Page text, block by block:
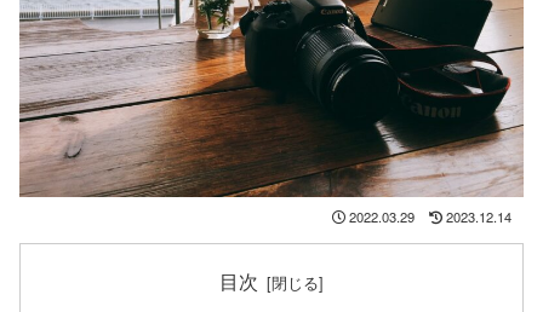
2022.03.29 2023.12.14
目次